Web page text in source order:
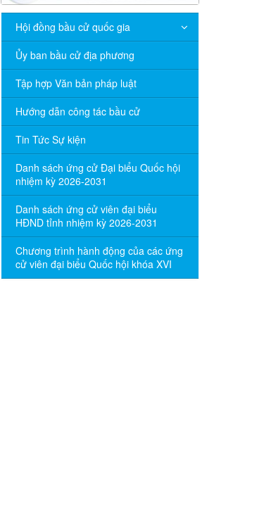
Hội đồng bầu cử quốc gia
Ủy ban bầu cử địa phương
Tập hợp Văn bản pháp luật
Hướng dẫn công tác bầu cử
Tin Tức Sự kiện
Danh sách ứng cử Đại biểu Quốc hội
nhiệm kỳ 2026-2031
Danh sách ứng cử viên đại biểu
HĐND tỉnh nhiệm kỳ 2026-2031
Chương trình hành động của các ứng
cử viên đại biểu Quốc hội khóa XVI